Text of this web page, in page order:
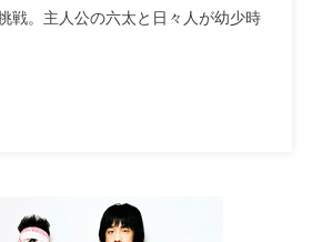
戦。主人公の六太と日々人が幼少時